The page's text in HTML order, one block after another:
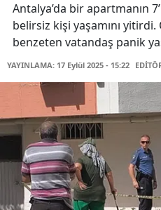
Antalya’da bir apartmanın
belirsiz kişi yaşamını yitirdi.
benzeten vatandaş panik
YAYINLAMA: 17 Eylül 2025 - 15:22